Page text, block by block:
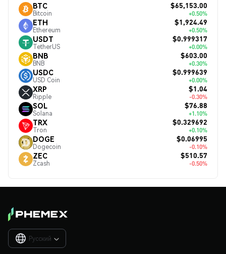
BTC
Bitcoin
$65,153.00
+0.50%
ETH
Ethereum
$1,924.49
+0.50%
USDT
TetherUS
$0.999317
+0.00%
BNB
BNB
$603.00
+0.30%
USDC
USD Coin
$0.999639
+0.00%
XRP
Ripple
$1.04
-0.30%
SOL
Solana
$76.88
+1.10%
TRX
Tron
$0.329692
+0.10%
DOGE
Dogecoin
$0.06995
-0.10%
ZEC
Zcash
$510.57
-0.50%
Русский 